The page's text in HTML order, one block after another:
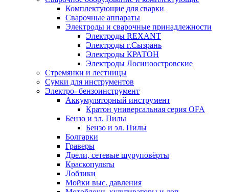
Комплектующие для сварки
Сварочные аппараты
Электроды и сварочные принадлежности
Электроды REXANT
Электроды г.Сызрань
Электроды КРАТОН
Электроды Лосиноостровские
Стремянки и лестницы
Сумки для инструментов
Электро- бензоинструмент
Аккумуляторный инструмент
Кратон универсальная серия OFA
Бензо и эл. Пилы
Бензо и эл. Пилы
Болгарки
Граверы
Дрели, сетевые шуруповёрты
Краскопульты
Лобзики
Мойки выс. давления